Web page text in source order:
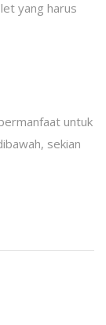
yang harus
untuk
sekian